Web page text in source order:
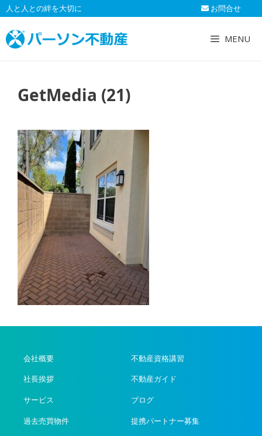
コ
ン
テ
ン
人と人との絆を大切に お問合せ
MENU
GetMedia (21)
会社概要
社長挨拶
サービス
過去売買物件
不動産資格講習
不動産ガイド
ブログ
提携パートナー募集